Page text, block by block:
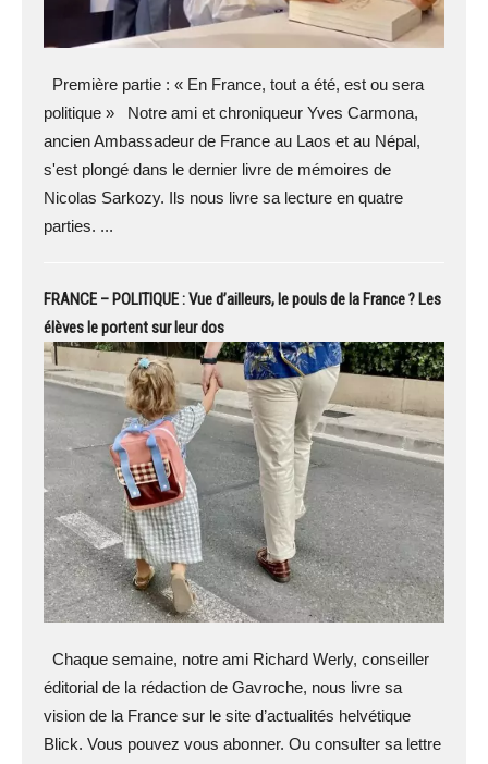
Première partie : « En France, tout a été, est ou sera
politique » Notre ami et chroniqueur Yves Carmona,
ancien Ambassadeur de France au Laos et au Népal,
s'est plongé dans le dernier livre de mémoires de
Nicolas Sarkozy. Ils nous livre sa lecture en quatre
parties. ...
FRANCE – POLITIQUE : Vue d’ailleurs, le pouls de la France ? Les
élèves le portent sur leur dos
Chaque semaine, notre ami Richard Werly, conseiller
éditorial de la rédaction de Gavroche, nous livre sa
vision de la France sur le site d’actualités helvétique
Blick. Vous pouvez vous abonner. Ou consulter sa lettre